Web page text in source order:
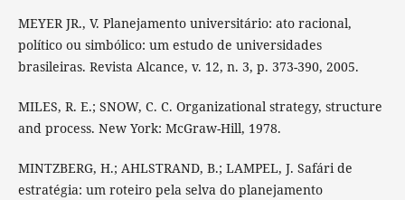
MEYER JR., V. Planejamento universitário: ato racional,
político ou simbólico: um estudo de universidades
brasileiras. Revista Alcance, v. 12, n. 3, p. 373-390, 2005.
MILES, R. E.; SNOW, C. C. Organizational strategy, structure
and process. New York: McGraw-Hill, 1978.
MINTZBERG, H.; AHLSTRAND, B.; LAMPEL, J. Safári de
estratégia: um roteiro pela selva do planejamento